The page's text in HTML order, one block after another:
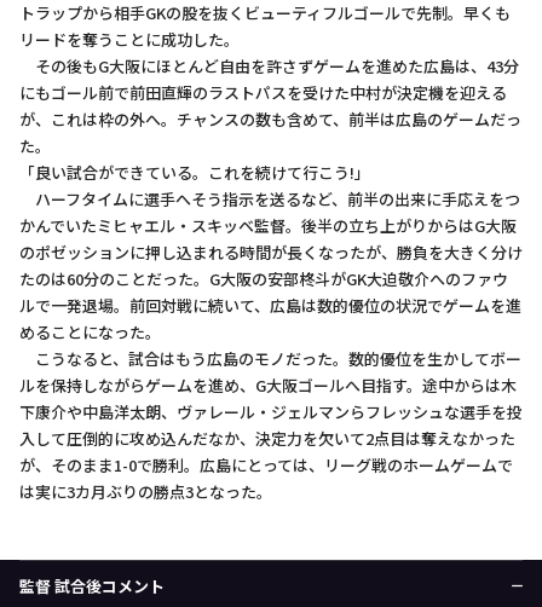
トラップから相手GKの股を抜くビューティフルゴールで先制。早くも
リードを奪うことに成功した。
その後もG大阪にほとんど自由を許さずゲームを進めた広島は、43分
にもゴール前で前田直輝のラストパスを受けた中村が決定機を迎える
が、これは枠の外へ。チャンスの数も含めて、前半は広島のゲームだっ
た。
「良い試合ができている。これを続けて行こう!」
ハーフタイムに選手へそう指示を送るなど、前半の出来に手応えをつ
かんでいたミヒャエル・スキッベ監督。後半の立ち上がりからはG大阪
のポゼッションに押し込まれる時間が長くなったが、勝負を大きく分け
たのは60分のことだった。G大阪の安部柊斗がGK大迫敬介へのファウ
ルで一発退場。前回対戦に続いて、広島は数的優位の状況でゲームを進
めることになった。
こうなると、試合はもう広島のモノだった。数的優位を生かしてボー
ルを保持しながらゲームを進め、G大阪ゴールへ目指す。途中からは木
下康介や中島洋太朗、ヴァレール・ジェルマンらフレッシュな選手を投
入して圧倒的に攻め込んだなか、決定力を欠いて2点目は奪えなかった
が、そのまま1-0で勝利。広島にとっては、リーグ戦のホームゲームで
は実に3カ月ぶりの勝点3となった。
監督 試合後コメント